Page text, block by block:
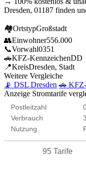
Dresden, 01187 finden
🏘OrtstypGroßstadt
👥Einwohner556.000
📞Vorwahl0351
🚗KFZ-KennzeichenDD
📍KreisDresden, Stadt
Weitere Vergleiche
📡 DSL Dresden 🚗
Anzeige Stromtarife